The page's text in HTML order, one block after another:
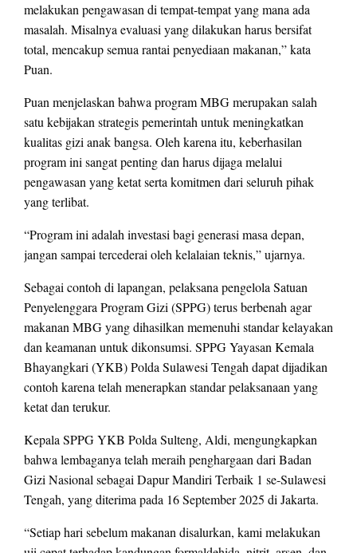
melakukan pengawasan di tempat-tempat yang mana ada
masalah. Misalnya evaluasi yang dilakukan harus bersifat
total, mencakup semua rantai penyediaan makanan,” kata
Puan.
Puan menjelaskan bahwa program MBG merupakan salah
satu kebijakan strategis pemerintah untuk meningkatkan
kualitas gizi anak bangsa. Oleh karena itu, keberhasilan
program ini sangat penting dan harus dijaga melalui
pengawasan yang ketat serta komitmen dari seluruh pihak
yang terlibat.
“Program ini adalah investasi bagi generasi masa depan,
jangan sampai tercederai oleh kelalaian teknis,” ujarnya.
Sebagai contoh di lapangan, pelaksana pengelola Satuan
Penyelenggara Program Gizi (SPPG) terus berbenah agar
makanan MBG yang dihasilkan memenuhi standar kelayakan
dan keamanan untuk dikonsumsi. SPPG Yayasan Kemala
Bhayangkari (YKB) Polda Sulawesi Tengah dapat dijadikan
contoh karena telah menerapkan standar pelaksanaan yang
ketat dan terukur.
Kepala SPPG YKB Polda Sulteng, Aldi, mengungkapkan
bahwa lembaganya telah meraih penghargaan dari Badan
Gizi Nasional sebagai Dapur Mandiri Terbaik 1 se-Sulawesi
Tengah, yang diterima pada 16 September 2025 di Jakarta.
“Setiap hari sebelum makanan disalurkan, kami melakukan